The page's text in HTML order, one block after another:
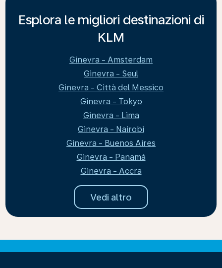
Esplora le migliori destinazioni di
KLM
Ginevra - Amsterdam
Ginevra - Seul
Ginevra - Città del Messico
Ginevra - Tokyo
Ginevra - Lima
Ginevra - Nairobi
Ginevra - Buenos Aires
Ginevra - Panamá
Ginevra - Accra
Vedi altro